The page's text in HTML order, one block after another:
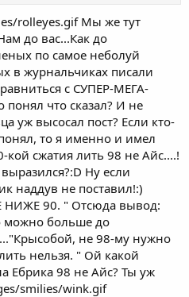
ни в зуб ногой.
rolleyes.gif Мы же тут
до вас...Как до
по самое неболуй
в журнальчиках писали
с СУПЕР-МЕГА-
что сказал? И не
уж высосал пост? Если кто-
то я именно и имел
кой сжатия лить 98 не Айс....!
Ну если
наддув не поставил!:)
НИЖЕ 90. " Отсюда вывод:
можно больше до
не 98-му нужно
нельзя. " Ой какой
Ебрика 98 не Айс? Ты уж
smilies/wink.gif